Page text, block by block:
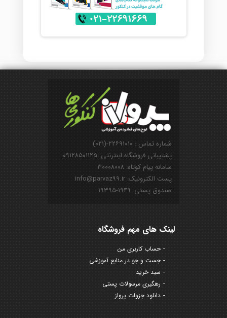
شماره تماس : ۲۲۶۹۱۰۱۰-(۰۲۱)
پشتیبانی فروشگاه اینترنتی: ۰۹۱۲۸۵۰۱۱۲۵
سامانه پیام کوتاه: ۳۰۰۰۸۰۰۸
پست الکترونیک: info@parvaz99.ir
صندوق پستی: ۱۹۴۹-۱۹۳۹۵
لینک های مهم فروشگاه
حساب کاربری من
جست و جو در منابع آموزشی
سبد خرید
رهگیری مرسولات پستی
دانلود جزوات پرواز